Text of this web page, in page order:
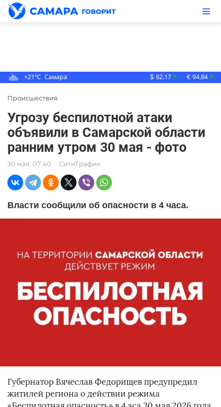
+21°C Самара $ 82.17 ▲ € 94.84 ▲
Происшествия
Угрозу беспилотной атаки
объявили в Самарской области
ранним утром 30 мая - фото
30 мая, 07:40 СитиТрафик
Власти сообщили об опасности в 4 часа.
Губернатор Вячеслав Федорищев предупредил
житилей региона о действии режима